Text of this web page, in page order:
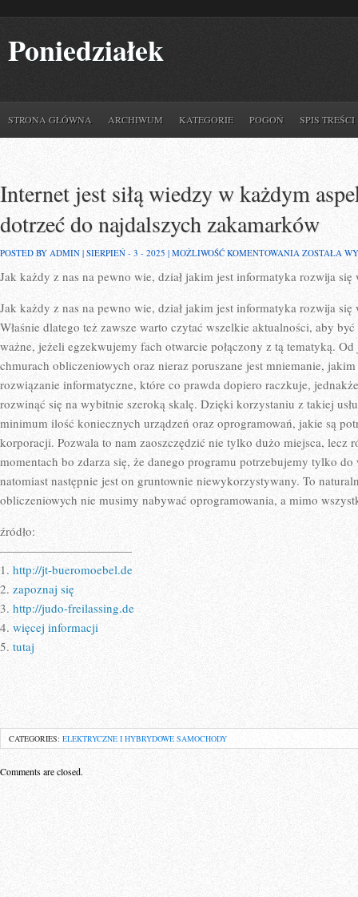
Poniedziałek
STRONA GŁÓWNA ARCHIWUM KATEGORIE POGOŃ SPIS TREŚCI
Internet jest siłą wiedzy w każdym
dotrzeć do najdalszych zakamarków
POSTED BY ADMIN | SIERPIEŃ - 3 - 2025 | MOŻLIWOŚĆ KOMENTOWANIA INTERNET
SIŁĄ
WIEDZY
KAŻDYM
ASPEKCIE.
TO
TUTAJ
WOLNO
DOTRZEĆ
DO
ZOSTAŁA
Jak każdy z nas na pewno wie, dział jakim jest informatyka rozwija się
Jak każdy z nas na pewno wie, dział jakim jest informatyka rozwija się
Właśnie dlatego też zawsze warto czytać wszelkie aktualności, aby
ważne, jeżeli egzekwujemy fach otwarcie połączony z tą tematyką.
chmurach obliczeniowych oraz nieraz poruszane jest mniemanie,
rozwiązanie informatyczne, które co prawda dopiero raczkuje,
rozwinąć się na wybitnie szeroką skalę. Dzięki korzystaniu z takiej
minimum ilość koniecznych urządzeń oraz oprogramowań, jakie są
korporacji. Pozwala to nam zaoszczędzić nie tylko dużo miejsca, lecz
momentach bo zdarza się, że danego programu potrzebujemy tylko
natomiast następnie jest on gruntownie niewykorzystywany. To
obliczeniowych nie musimy nabywać oprogramowania, a mimo
źródło:
———————————
1. http://jt-bueromoebel.de
2. zapoznaj się
3. http://judo-freilassing.de
4. więcej informacji
5. tutaj
CATEGORIES: ELEKTRYCZNE I HYBRYDOWE SAMOCHODY
Comments are closed.